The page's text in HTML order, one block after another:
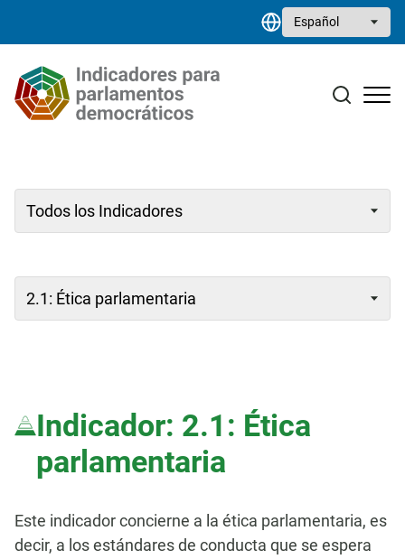
Select your language
Biblioteca de recursos
Contacto
Indicador: 2.1: Ética
parlamentaria
Este indicador concierne a la ética parlamentaria, es
decir, a los estándares de conducta que se espera